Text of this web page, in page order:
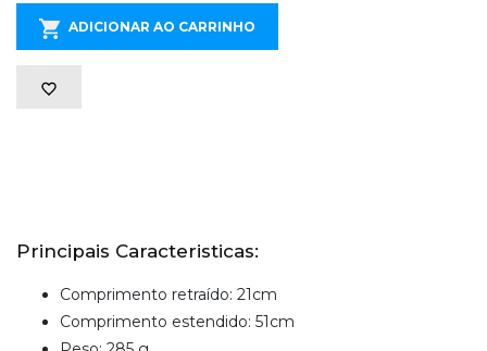
ADICIONAR AO CARRINHO
Principais Caracteristicas:
Comprimento retraído: 21cm
Comprimento estendido: 51cm